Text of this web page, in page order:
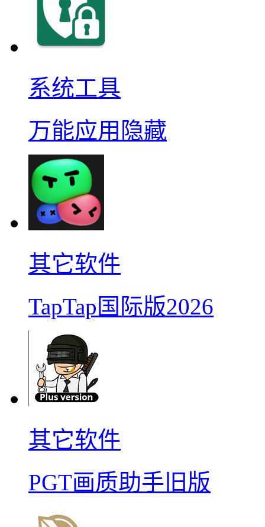
系统工具
万能应用隐藏
其它软件
TapTap国际版2026
其它软件
PGT画质助手旧版